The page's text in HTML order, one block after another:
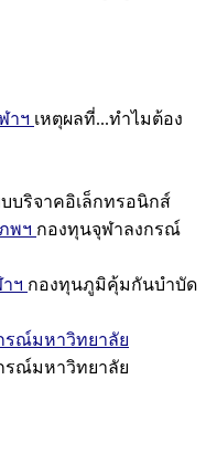
าฯ เหตุผลที่...ทำไมต้อง
บริจาคอิเล็กทรอนิกส์
พฯ กองทุนจุฬาลงกรณ์
ฯ กองทุนภูมิคุ้มกันบำบัด
รณ์มหาวิทยาลัย
รณ์มหาวิทยาลัย